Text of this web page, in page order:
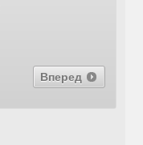
Вперед